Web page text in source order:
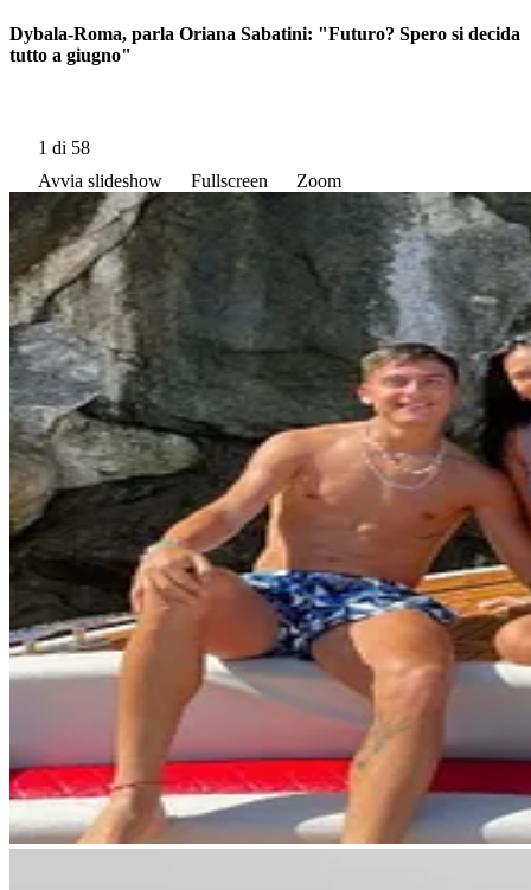
Dybala-Roma, parla Oriana Sabatini: "Futuro? Spero si decida
tutto a giugno"
1 di 58
Avvia slideshow
Fullscreen Zoom